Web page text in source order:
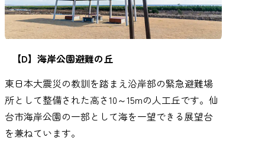
【D】海岸公園避難の丘
東日本大震災の教訓を踏まえ沿岸部の緊急避難場
所として整備された高さ10～15mの人工丘です。仙
台市海岸公園の一部として海を一望できる展望台
を兼ねています。